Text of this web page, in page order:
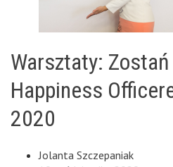
Warsztaty:
Happiness
2020
Jolanta Szczepaniak